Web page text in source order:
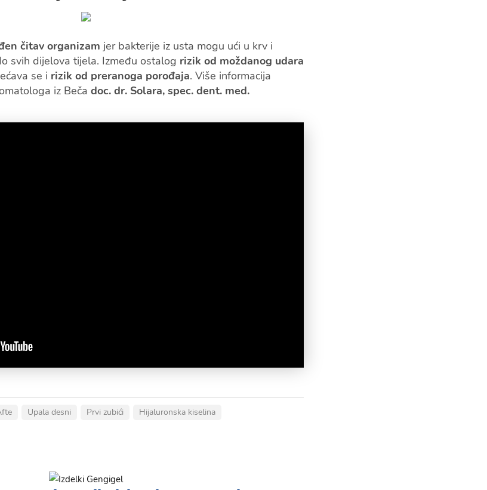
čitav organizam jer bakterije iz usta mogu ući u krv i
svih dijelova tijela. Između ostalog rizik od moždanog udara
se i rizik od preranoga porođaja. Više informacija
iz Beča doc. dr. Solara, spec. dent. med.
Upala desni Prvi zubići Hijaluronska kiselina